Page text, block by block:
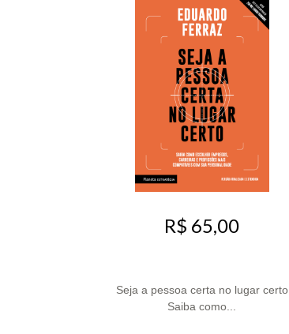
R$ 65,00
Seja a pessoa certa no lugar certo
Saiba como...